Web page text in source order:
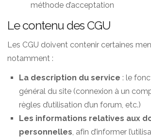
méthode d’acceptation
Le contenu des CGU
Les CGU doivent contenir certaines
notamment :
La description du service : le
général du site (connexion à un
règles d’utilisation d’un forum, etc.)
Les informations relatives aux
personnelles, afin d’informer